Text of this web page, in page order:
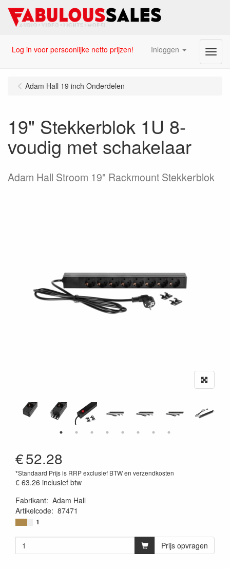
Log in voor persoonlijke netto prijzen! Inloggen Menu
Adam Hall 19 inch Onderdelen
19" Stekkerblok 1U 8-
voudig met schakelaar
Adam Hall Stroom 19" Rackmount Stekkerblok
€52.28
*Standaard Prijs is RRP exclusief BTW en verzendkosten
€ 63.26 inclusief btw
Fabrikant: Adam Hall
Artikelcode: 87471
4049521017841
1
Prijs opvragen